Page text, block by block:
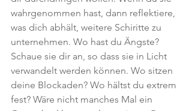
wahrgenommen hast, dann reflektiere,
was dich abhält, weitere Schiritte zu
unternehmen. Wo hast du Ängste?
Schaue sie dir an, so dass sie in Licht
verwandelt werden können. Wo sitzen
deine Blockaden? Wo hältst du extrem
fest? Wäre nicht manches Mal ein